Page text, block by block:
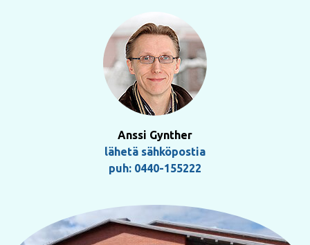
Anssi Gynther
lähetä sähköpostia
puh: 0440-155222